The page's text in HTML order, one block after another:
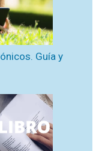
Guía y